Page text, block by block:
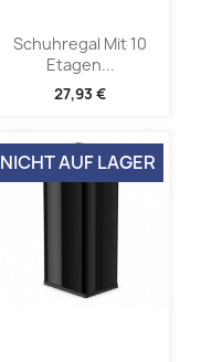
Schuhregal Mit 10
Etagen...
27,93 €
NICHT AUF LAGER